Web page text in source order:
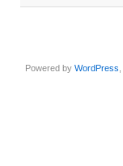
Powered byWordPress